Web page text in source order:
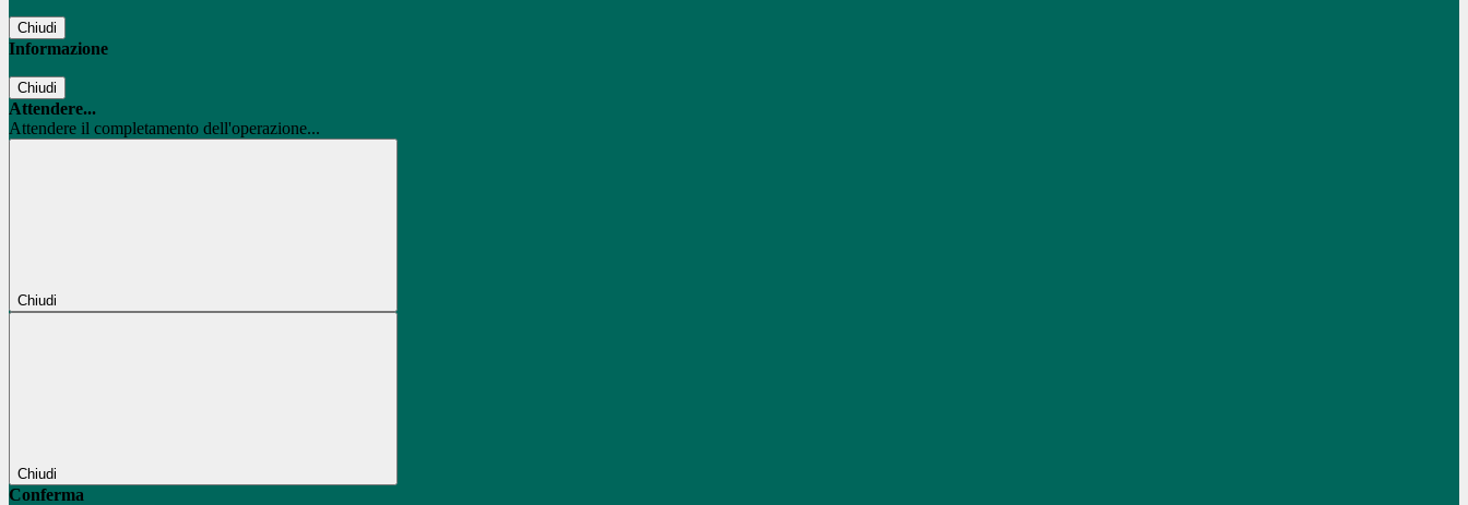
Chiudi
Informazione
Chiudi
Attendere...
Attendere il completamento dell'operazione...
Chiudi
Chiudi
Conferma